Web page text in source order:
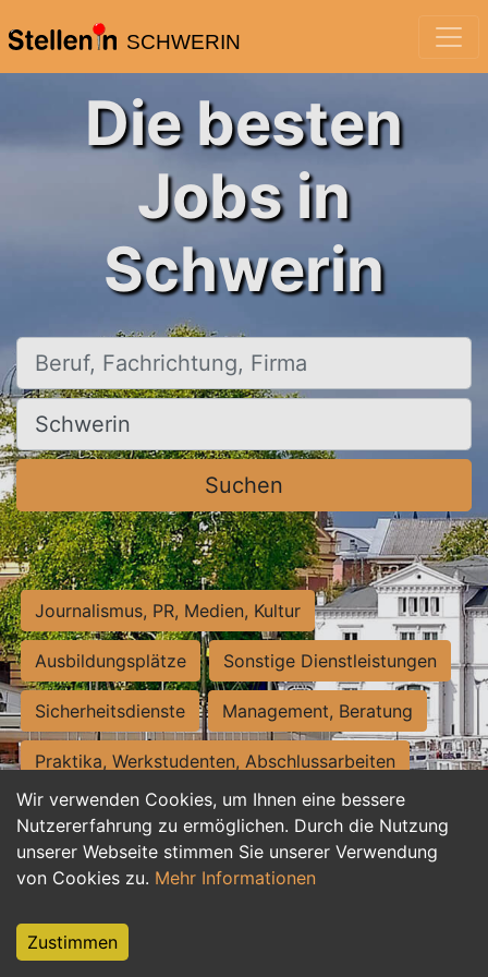
SCHWERIN
Wir verwenden Cookies, um Ihnen eine bessere
Nutzererfahrung zu ermöglichen. Durch die Nutzung
unserer Webseite stimmen Sie unserer Verwendung
von Cookies zu. Mehr Informationen
Zustimmen
Die besten
Jobs in
Schwerin
Beruf, Fachrichtung, Firma
Ort, Stadt
Suchen
Journalismus, PR, Medien, Kultur
Ausbildungsplätze Sonstige Dienstleistungen
Sicherheitsdienste Management, Beratung
Praktika, Werkstudenten, Abschlussarbeiten
Personalwesen Assistenz, Sekretariat
Hilfskräfte, Aushilfs- und Nebenjobs
Weiterbildung, Studium, duale Ausbildung